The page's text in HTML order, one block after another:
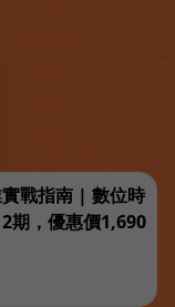
戰指南 | 數位時
期，優惠價1,690